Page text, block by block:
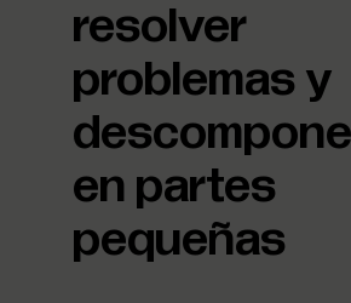
resolver
problemas y
en partes
pequeñas